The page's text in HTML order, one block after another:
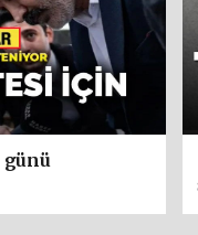
günü